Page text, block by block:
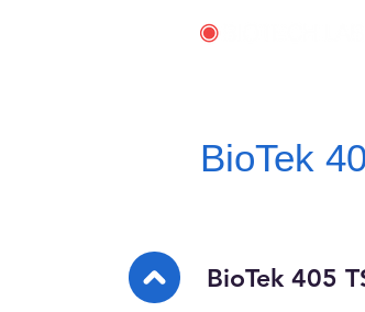
BioTek
BioTek 405